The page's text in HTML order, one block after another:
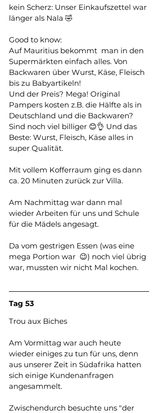
kein Scherz: Unser Einkaufszettel war
länger als Nala 🤣
Good to know:
Auf Mauritius bekommt  man in den
Supermärkten einfach alles. Von
Backwaren über Wurst, Käse, Fleisch
bis zu Babyartikeln!
Und der Preis? Mega! Original
Pampers kosten z.B. die Hälfte als in
Deutschland und die Backwaren?
Sind noch viel billiger 😊👌 Und das
Beste: Wurst, Fleisch, Käse alles in
super Qualität.
Mit vollem Kofferraum ging es dann
ca. 20 Minuten zurück zur Villa.
Am Nachmittag war dann mal
wieder Arbeiten für uns und Schule
für die Mädels angesagt.
Da vom gestrigen Essen (was eine
mega Portion war  😉) noch viel übrig
war, mussten wir nicht Mal kochen.
Tag 53
Trou aux Biches
Am Vormittag war auch heute
wieder einiges zu tun für uns, denn
aus unserer Zeit in Südafrika hatten
sich einige Kundenanfragen
angesammelt.
Zwischendurch besuchte uns "der